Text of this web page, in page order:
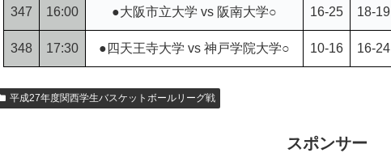
347 16:00 ●大阪市立大学 vs 阪南大学○ 16-25 18-19
348 17:30 ●四天王寺大学 vs 神戸学院大学○ 10-16 16-24
平成27年度関西学生バスケットボールリーグ戦
スポンサー